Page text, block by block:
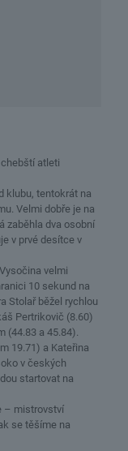
atleti
klubu, tentokrát na
Velmi dobře je na
zaběhla dva osobní
v prvé desítce v
velmi
10 sekund na
Stolař běžel rychlou
Pertrikovič (8.60)
(44.83 a 45.84).
19.71) a Kateřina
v českých
startovat na
– mistrovství
se těšíme na